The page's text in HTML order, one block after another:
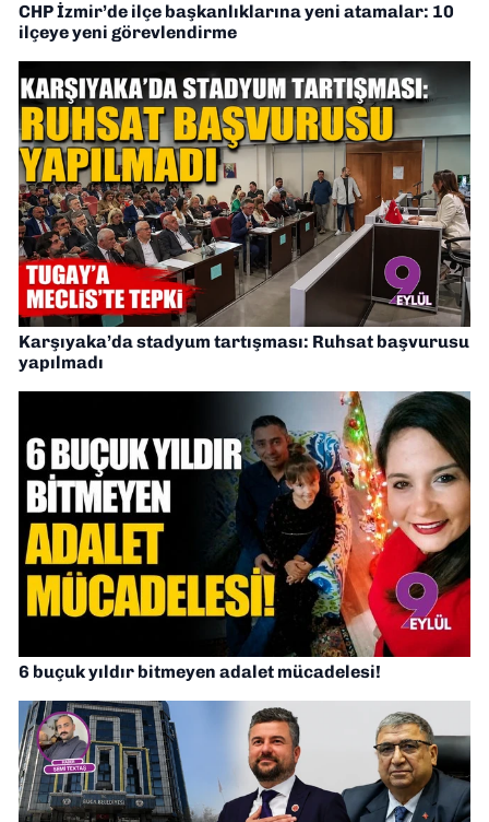
CHP İzmir’de ilçe başkanlıklarına yeni atamalar: 10
ilçeye yeni görevlendirme
Karşıyaka’da stadyum tartışması: Ruhsat başvurusu
yapılmadı
6 buçuk yıldır bitmeyen adalet mücadelesi!